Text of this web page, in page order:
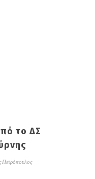
το ΔΣ
Πετρόπουλος